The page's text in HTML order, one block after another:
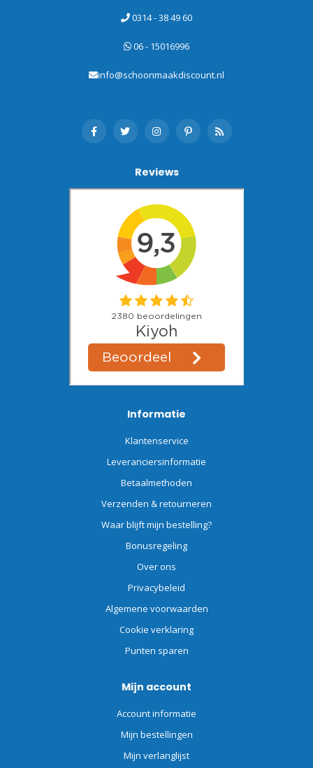
0314 - 38 49 60
06 - 15016996
info@schoonmaakdiscount.nl
Reviews
Informatie
Klantenservice
Leveranciersinformatie
Betaalmethoden
Verzenden & retourneren
Waar blijft mijn bestelling?
Bonusregeling
Over ons
Privacybeleid
Algemene voorwaarden
Cookie verklaring
Punten sparen
Mijn account
Account informatie
Mijn bestellingen
Mijn verlanglijst